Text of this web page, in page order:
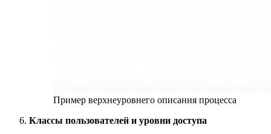
Пример верхнеуровнего описания процесса
Классы пользователей и уровни доступа